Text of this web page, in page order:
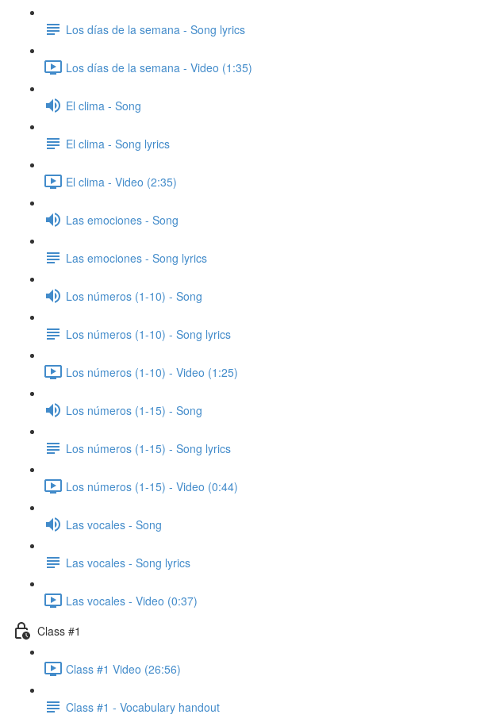
Los días de la semana - Song lyrics
Los días de la semana - Video (1:35)
El clima - Song
El clima - Song lyrics
El clima - Video (2:35)
Las emociones - Song
Las emociones - Song lyrics
Los números (1-10) - Song
Los números (1-10) - Song lyrics
Los números (1-10) - Video (1:25)
Los números (1-15) - Song
Los números (1-15) - Song lyrics
Los números (1-15) - Video (0:44)
Las vocales - Song
Las vocales - Song lyrics
Las vocales - Video (0:37)
Class #1
Class #1 Video (26:56)
Class #1 - Vocabulary handout